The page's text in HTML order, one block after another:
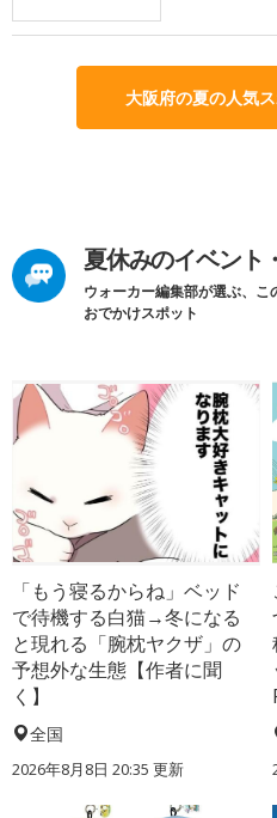
大阪府の夏の人気
夏休みのイベント
ウォーカー編集部が選ぶ、こ
おでかけスポット
「もう寝るからね」ベッド
で待機する白猫→冬になる
と現れる「腕枕ヤクザ」の
予想外な生態【作者に聞
く】
全国
2026年8月8日 20:35 更新